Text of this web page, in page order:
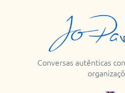
Conversas autênticas